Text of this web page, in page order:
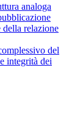
analoga
relazione
del
integrità dei